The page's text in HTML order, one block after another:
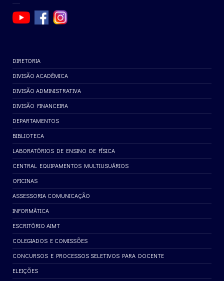
DIRETORIA
DIVISÃO ACADÊMICA
DIVISÃO ADMINISTRATIVA
DIVISÃO FINANCEIRA
DEPARTAMENTOS
BIBLIOTECA
LABORATÓRIOS DE ENSINO DE FÍSICA
CENTRAL EQUIPAMENTOS MULTIUSUÁRIOS
OFICINAS
ASSESSORIA COMUNICAÇÃO
INFORMÁTICA
ESCRITÓRIO AIMT
COLEGIADOS E COMISSÕES
CONCURSOS E PROCESSOS SELETIVOS PARA DOCENTE
ELEIÇÕES